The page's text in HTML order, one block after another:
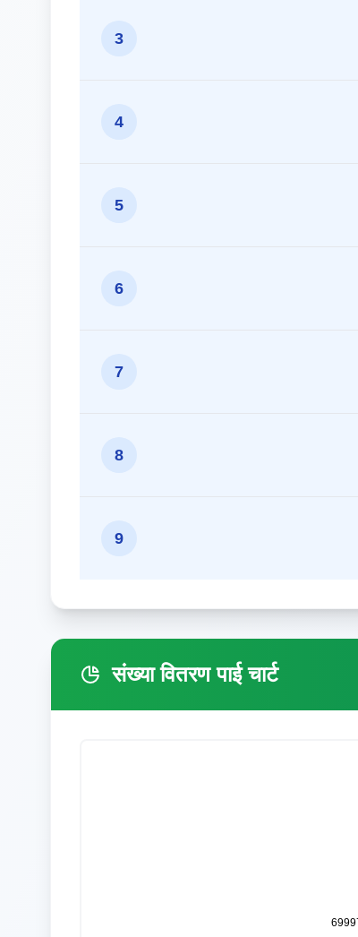
3
4
5
6
7
8
9
संख्या वितरण पाई चार्ट